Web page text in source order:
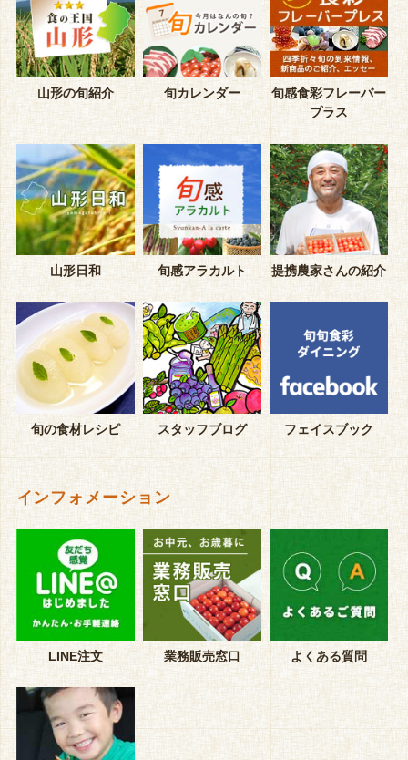
山形の旬紹介 旬カレンダー
旬感食彩フレーバー
プラス
山形日和 旬感アラカルト 提携農家さんの紹介
旬の食材レシピ スタッフブログ フェイスブック
インフォメーション
LINE注文 業務販売窓口 よくある質問